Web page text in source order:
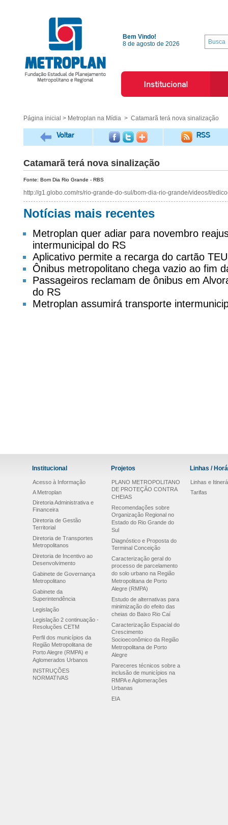
Bem Vindo!
8 de agosto de 2026
Institucional
Página inicial > Metroplan na Mídia > Catamarã terá nova sinalização
Voltar RSS
Catamarã terá nova sinalização
Fonte: Bom Dia Rio Grande - RBS
http://g1.globo.com/rs/rio-grande-do-sul/bom-dia-rio-grande/videos/t/
Notícias mais recentes
Metroplan quer adiar para novembro
intermunicipal do RS
Aplicativo permite a recarga do cartão
Ônibus metropolitano chega vazio ao fim
Passageiros reclamam de ônibus em
do RS
Metroplan assumirá transporte
Institucional
Acesso à Informação
A Metroplan
Diretoria Administrativa e
Financeira
Diretoria de Gestão
Territorial
Diretoria de Transportes
Metropolitanos
Diretoria de Incentivo ao
Desenvolvimento
Gabinete de Governança
Metropolitano
Gabinete da
Superintendência
Legislação
Legislação 2 continuação -
Resoluções CETM
Perfil dos municípios da
Região Metropolitana de
Porto Alegre (RMPA) e
Aglomerados Urbanos
INSTRUÇÕES
NORMATIVAS
Projetos
PLANO METROPOLITANO
DE PROTEÇÃO CONTRA
CHEIAS
Recomendações sobre
Organização Regional no
Estado do Rio Grande do
Sul
Diagnóstico e Proposta do
Terminal Conceição
Caracterização geral do
processo de parcelamento
do solo urbano na Região
Metropolitana de Porto
Alegre (RMPA)
Estudo de alternativas para
minimização do efeito das
cheias do Baixo Rio Caí
Caracterização Espacial do
Crescimento
Socioeconômico da Região
Metropolitana de Porto
Alegre
Pareceres técnicos sobre a
inclusão de municípios na
RMPA e Aglomerações
Urbanas
EIA
Linhas /
Linhas e
Tarifas